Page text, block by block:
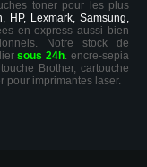
toner pour les plus
HP, Lexmark, Samsung,
en express aussi bien
Notre stock de
sous 24h. encre-sepia
Brother, cartouche
pour imprimantes laser.